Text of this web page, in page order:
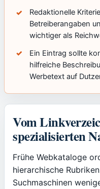
Redaktionelle
Betreiberangaben
wichtiger als
Ein Eintrag sollte
hilfreiche
Werbetext auf
Vom
spezialisierten
Frühe Webkataloge
hierarchische
Suchmaschinen